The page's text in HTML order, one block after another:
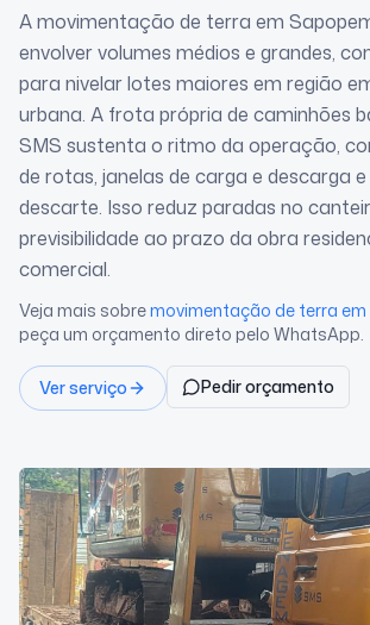
A movimentação de terra em
envolver volumes médios e grandes,
para nivelar lotes maiores em região
urbana. A frota própria de caminhões
SMS sustenta o ritmo da operação,
de rotas, janelas de carga e descarga
descarte. Isso reduz paradas no
previsibilidade ao prazo da obra
comercial.
Veja mais sobremovimentação de terra
peça um orçamento direto pelo WhatsApp.
Ver serviço Pedir orçamento